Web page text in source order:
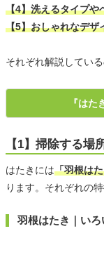
【4】洗えるタイプや
【5】おしゃれなデザ
それぞれ解説してい
『は
【1】掃除する場
はたきには「羽根は
ります。それぞれの
羽根はたき｜い